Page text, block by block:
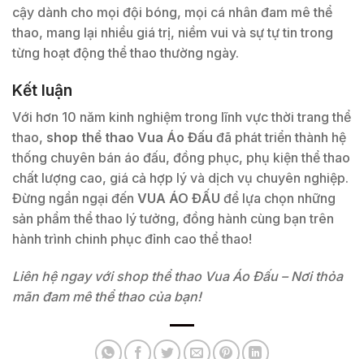
cậy dành cho mọi đội bóng, mọi cá nhân đam mê thể
thao, mang lại nhiều giá trị, niềm vui và sự tự tin trong
từng hoạt động thể thao thường ngày.
Kết luận
Với hơn 10 năm kinh nghiệm trong lĩnh vực thời trang thể
thao, shop thể thao Vua Áo Đấu đã phát triển thành hệ
thống chuyên bán áo đấu, đồng phục, phụ kiện thể thao
chất lượng cao, giá cả hợp lý và dịch vụ chuyên nghiệp.
Đừng ngần ngại đến VUA ÁO ĐẤU để lựa chọn những
sản phẩm thể thao lý tưởng, đồng hành cùng bạn trên
hành trình chinh phục đỉnh cao thể thao!
Liên hệ ngay với shop thể thao Vua Áo Đấu – Nơi thỏa
mãn đam mê thể thao của bạn!